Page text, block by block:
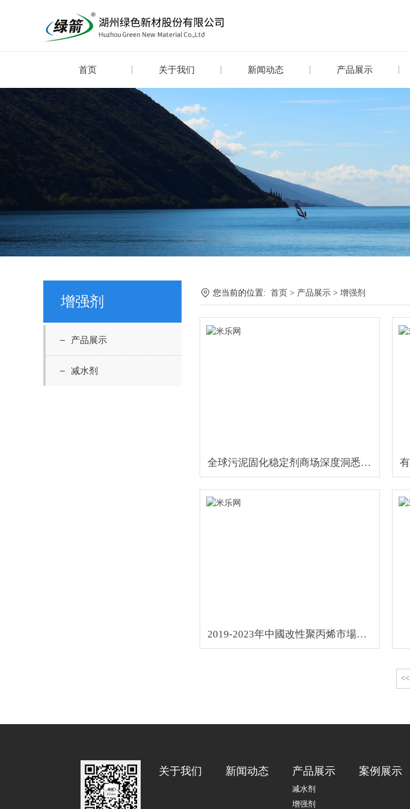
首页 关于我们 新闻动态 产品展示
增强剂
产品展示
减水剂
您当前的位置: 首页 > 产品展示 > 增强剂
全球污泥固化稳定剂商场深度洞悉与未来战略时机（2024-2031）
2019-2023年中國改性聚丙烯市場調研及投資戰略咨詢報告
<<
关于我们 新闻动态 产品展示
减水剂
增强剂
案例展示